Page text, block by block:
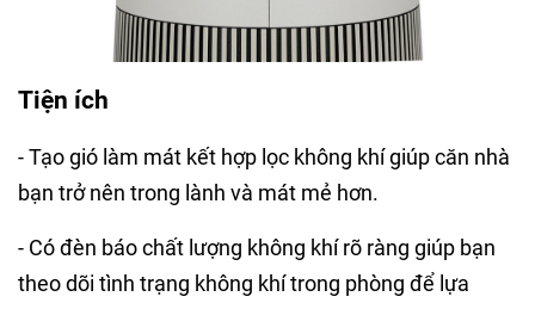
Tiện ích
- Tạo gió làm mát kết hợp lọc không khí giúp căn nhà
bạn trở nên trong lành và mát mẻ hơn.
- Có đèn báo chất lượng không khí rõ ràng giúp bạn
theo dõi tình trạng không khí trong phòng để lựa